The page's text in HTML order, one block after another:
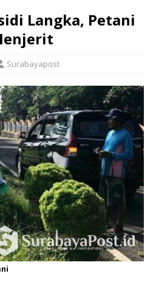
Langka, Petani
Surabayapost